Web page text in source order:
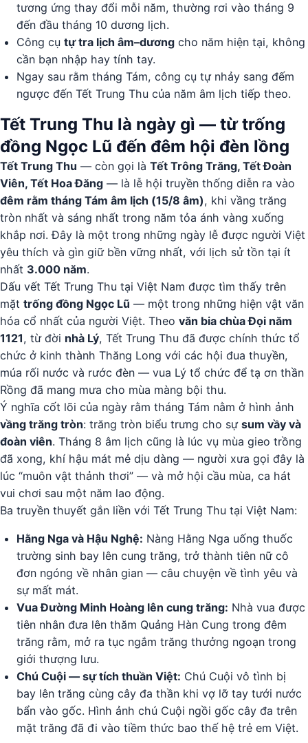
tương ứng thay đổi mỗi năm, thường rơi vào tháng 9
đến đầu tháng 10 dương lịch.
Công cụ tự tra lịch âm–dương cho năm hiện tại, không
cần bạn nhập hay tính tay.
Ngay sau rằm tháng Tám, công cụ tự nhảy sang đếm
ngược đến Tết Trung Thu của năm âm lịch tiếp theo.
Tết Trung Thu là ngày gì — từ trống
đồng Ngọc Lũ đến đêm hội đèn lồng
Tết Trung Thu — còn gọi là Tết Trông Trăng, Tết Đoàn
Viên, Tết Hoa Đăng — là lễ hội truyền thống diễn ra vào
đêm rằm tháng Tám âm lịch (15/8 âm), khi vầng trăng
tròn nhất và sáng nhất trong năm tỏa ánh vàng xuống
khắp nơi. Đây là một trong những ngày lễ được người Việt
yêu thích và gìn giữ bền vững nhất, với lịch sử tồn tại ít
nhất 3.000 năm.
Dấu vết Tết Trung Thu tại Việt Nam được tìm thấy trên
mặt trống đồng Ngọc Lũ — một trong những hiện vật văn
hóa cổ nhất của người Việt. Theo văn bia chùa Đọi năm
1121, từ đời nhà Lý, Tết Trung Thu đã được chính thức tổ
chức ở kinh thành Thăng Long với các hội đua thuyền,
múa rối nước và rước đèn — vua Lý tổ chức để tạ ơn thần
Rồng đã mang mưa cho mùa màng bội thu.
Ý nghĩa cốt lõi của ngày rằm tháng Tám nằm ở hình ảnh
vầng trăng tròn: trăng tròn biểu trưng cho sự sum vầy và
đoàn viên. Tháng 8 âm lịch cũng là lúc vụ mùa gieo trồng
đã xong, khí hậu mát mẻ dịu dàng — người xưa gọi đây là
lúc “muôn vật thảnh thơi” — và mở hội cầu mùa, ca hát
vui chơi sau một năm lao động.
Ba truyền thuyết gắn liền với Tết Trung Thu tại Việt Nam:
Hằng Nga và Hậu Nghệ: Nàng Hằng Nga uống thuốc
trường sinh bay lên cung trăng, trở thành tiên nữ cô
đơn ngóng về nhân gian — câu chuyện về tình yêu và
sự mất mát.
Vua Đường Minh Hoàng lên cung trăng: Nhà vua được
tiên nhân đưa lên thăm Quảng Hàn Cung trong đêm
trăng rằm, mở ra tục ngắm trăng thưởng ngoạn trong
giới thượng lưu.
Chú Cuội — sự tích thuần Việt: Chú Cuội vô tình bị
bay lên trăng cùng cây đa thần khi vợ lỡ tay tưới nước
bẩn vào gốc. Hình ảnh chú Cuội ngồi gốc cây đa trên
mặt trăng đã đi vào tiềm thức bao thế hệ trẻ em Việt.